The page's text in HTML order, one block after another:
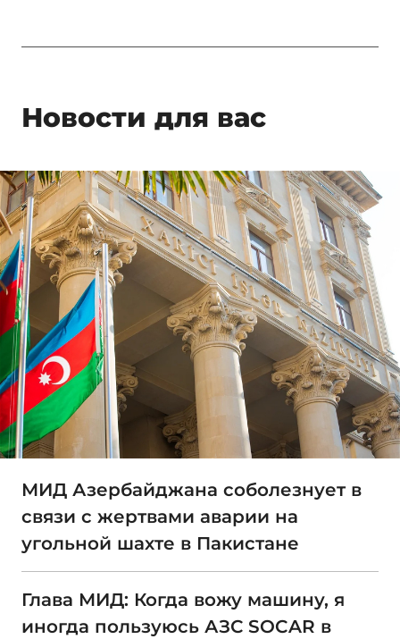
Новости для вас
МИД Азербайджана соболезнует в
связи с жертвами аварии на
угольной шахте в Пакистане
Глава МИД: Когда вожу машину, я
иногда пользуюсь АЗС SOCAR в